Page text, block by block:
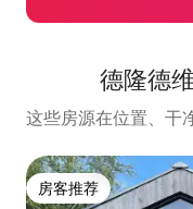
德隆德
这些房源在位置、干
房客推荐
房客推荐